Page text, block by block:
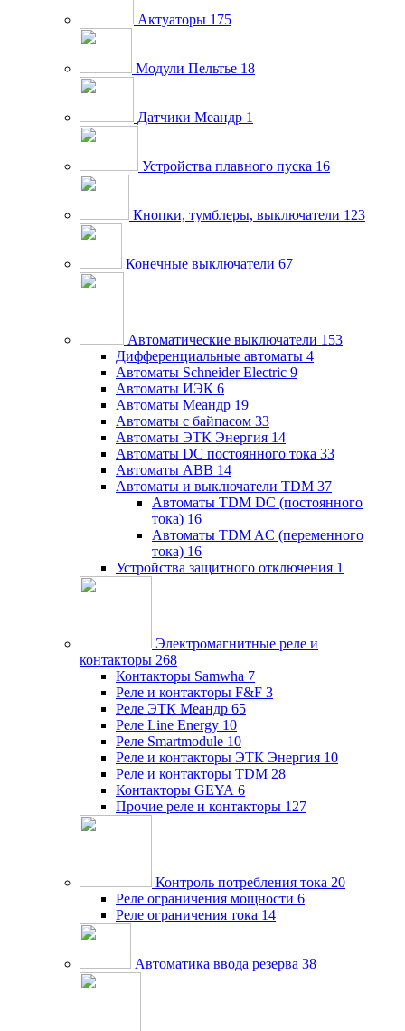
Актуаторы 175
Модули Пельтье 18
Датчики Меандр 1
Устройства плавного пуска 16
Кнопки, тумблеры, выключатели 123
Конечные выключатели 67
Автоматические выключатели 153
Дифференциальные автоматы 4
Автоматы Schneider Electric 9
Автоматы ИЭК 6
Автоматы Меандр 19
Автоматы с байпасом 33
Автоматы ЭТК Энергия 14
Автоматы DC постоянного тока 33
Автоматы ABB 14
Автоматы и выключатели TDM 37
Автоматы TDM DC (постоянного
тока) 16
Автоматы TDM AC (переменного
тока) 16
Устройства защитного отключения 1
Электромагнитные реле и
контакторы 268
Контакторы Samwha 7
Реле и контакторы F&F 3
Реле ЭТК Меандр 65
Реле Line Energy 10
Реле Smartmodule 10
Реле и контакторы ЭТК Энергия 10
Реле и контакторы TDM 28
Контакторы GEYA 6
Прочие реле и контакторы 127
Контроль потребления тока 20
Реле ограничения мощности 6
Реле ограничения тока 14
Автоматика ввода резерва 38